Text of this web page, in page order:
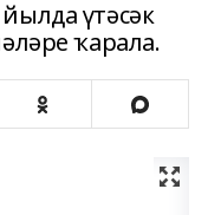
үтәсәк
ҡарала.